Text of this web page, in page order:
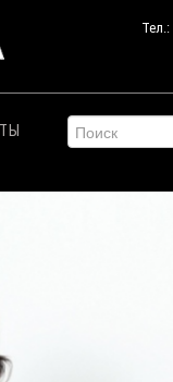
Тел.: